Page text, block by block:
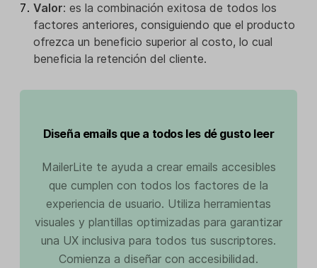
Valor: es la combinación exitosa de todos los
factores anteriores, consiguiendo que el producto
ofrezca un beneficio superior al costo, lo cual
beneficia la retención del cliente.
Diseña emails que a todos les dé gusto leer
MailerLite te ayuda a crear emails accesibles
que cumplen con todos los factores de la
experiencia de usuario. Utiliza herramientas
visuales y plantillas optimizadas para garantizar
una UX inclusiva para todos tus suscriptores.
Comienza a diseñar con accesibilidad.